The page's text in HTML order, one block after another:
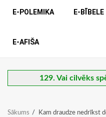
E-POLEMIKA E-BĪBELE
E-AFIŠA
129. Vai cilvēks
Sākums Kam draudze nedrīkst